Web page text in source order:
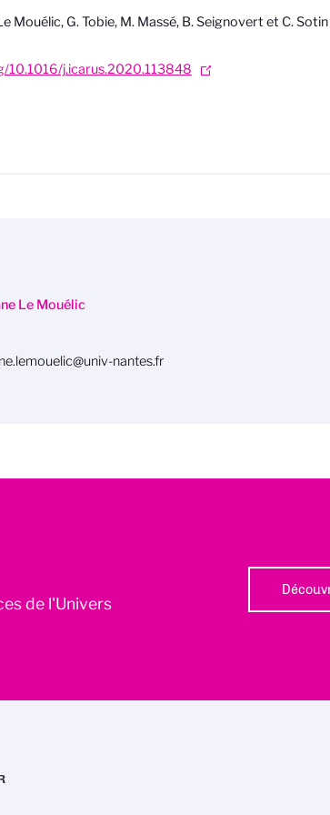
Mouélic, G. Tobie, M. Massé, B. Seignovert et C.
10.1016/j.icarus.2020.113848
Le Mouélic
nantes.fr
de l'Univers